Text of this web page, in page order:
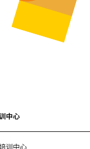
中心